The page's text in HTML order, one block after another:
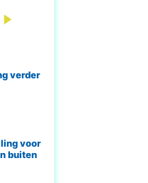
verder
voor
buiten